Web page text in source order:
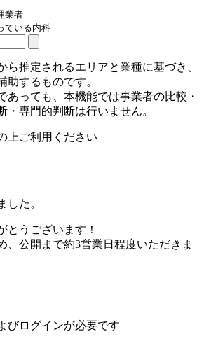
業者
ている内科
推定されるエリアと業種に基づき、
助するものです。
あっても、本機能では事業者の比較・
・専門的判断は行いません。
上ご利用ください
した。
とうございます！
、公開まで約3営業日程度いただきま
びログインが必要です